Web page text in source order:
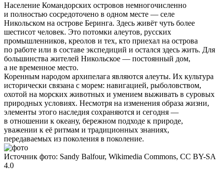
Население Командорских островов немногочисленно
и полностью сосредоточено в одном месте — селе
Никольском на острове Беринга. Здесь живёт чуть более
шестисот человек. Это потомки алеутов, русских
промышленников, креолов и тех, кто приехал на острова
по работе или в составе экспедиций и остался здесь жить. Для
большинства жителей Никольское — постоянный дом,
а не временное место.
Коренным народом архипелага являются алеуты. Их культура
исторически связана с морем: навигацией, рыболовством,
охотой на морских животных и умением выживать в суровых
природных условиях. Несмотря на изменения образа жизни,
элементы этого наследия сохраняются и сегодня —
в отношении к океану, бережном подходе к природе,
уважении к её ритмам и традиционных знаниях,
передаваемых из поколения в поколение.
Источник фото: Sandy Balfour, Wikimedia Commons, CC BY-SA
4.0